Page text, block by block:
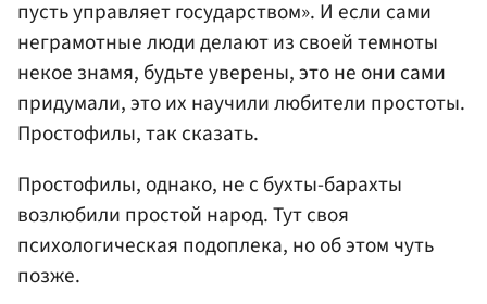
пусть управляет государством». И если сами
неграмотные люди делают из своей темноты
некое знамя, будьте уверены, это не они сами
придумали, это их научили любители простоты.
Простофилы, так сказать.
Простофилы, однако, не с бухты-барахты
возлюбили простой народ. Тут своя
психологическая подоплека, но об этом чуть
позже.